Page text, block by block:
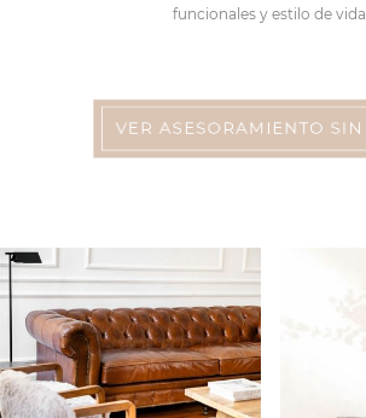
funcionales y estilo de vida.